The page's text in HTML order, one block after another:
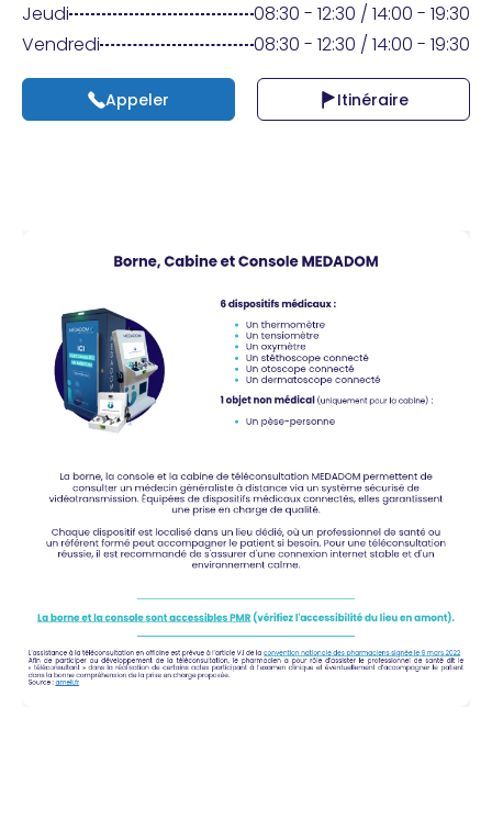
Jeudi
08:30 - 12:30 / 14:00 - 19:30
Vendredi
08:30 - 12:30 / 14:00 - 19:30
Appeler Itinéraire